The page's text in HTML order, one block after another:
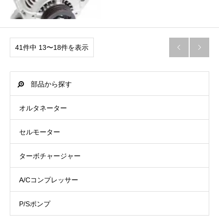
41件中 13〜18件を表示  
部品から探す
オルタネーター
セルモーター
ターボチャージャー
A/Cコンプレッサー
P/Sポンプ